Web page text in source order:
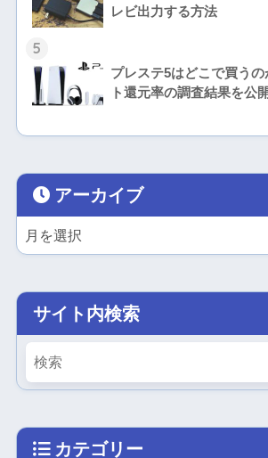
レビ出力する方法
5
プレステ5はどこで買う
ト還元率の調査結果を公開
アーカイブ
サイト内検索
カテゴリー